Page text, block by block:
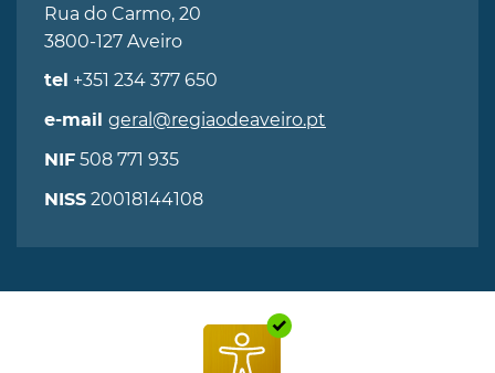
Rua do Carmo, 20
3800-127 Aveiro
tel +351 234 377 650
e-mail geral@regiaodeaveiro.pt
NIF 508 771 935
NISS 20018144108